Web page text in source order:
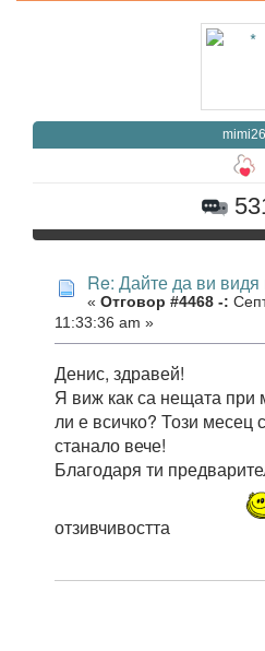
mimi26
Re: Дайте да ви видя
« Отговор #4468 -:
11:33:36 am »
Денис, здравей!
Я виж как са нещата
ли е всичко? Този месец
станало вече!
Благодаря ти
отзивчивостта